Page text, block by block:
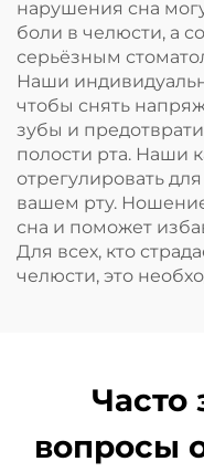
для рта
нарушения сна
боли в челюсти, а
серьёзным
Наши
чтобы снять
зубы и
полости рта. Наши
отрегулировать
вашем рту.
сна и поможет
Для всех, кто
челюсти, это
Часто
вопросы